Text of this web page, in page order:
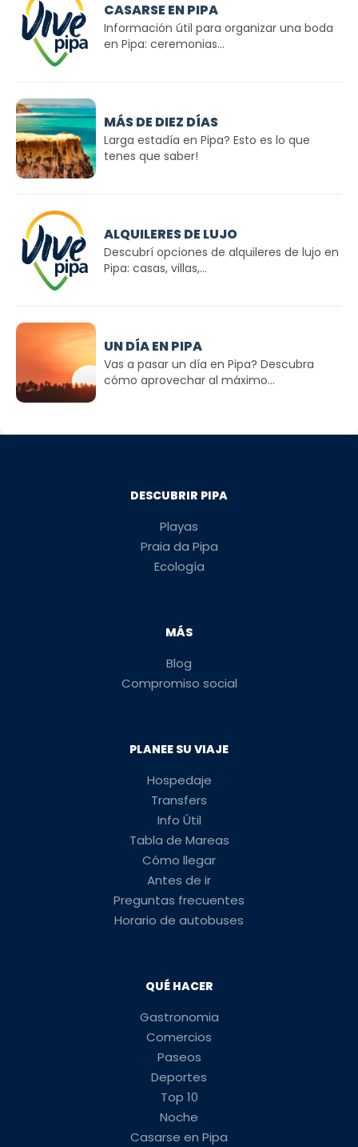
CASARSE EN PIPA
Información útil para organizar una boda
en Pipa: ceremonias...
MÁS DE DIEZ DÍAS
Larga estadía en Pipa? Esto es lo que
tenes que saber!
ALQUILERES DE LUJO
Descubrí opciones de alquileres de lujo en
Pipa: casas, villas,...
UN DÍA EN PIPA
Vas a pasar un día en Pipa? Descubra
cómo aprovechar al máximo...
DESCUBRIR PIPA
Playas
Praia da Pipa
Ecología
MÁS
Blog
Compromiso social
PLANEE SU VIAJE
Hospedaje
Transfers
Info Útil
Tabla de Mareas
Cómo llegar
Antes de ir
Preguntas frecuentes
Horario de autobuses
QUÉ HACER
Gastronomia
Comercios
Paseos
Deportes
Top 10
Noche
Casarse en Pipa